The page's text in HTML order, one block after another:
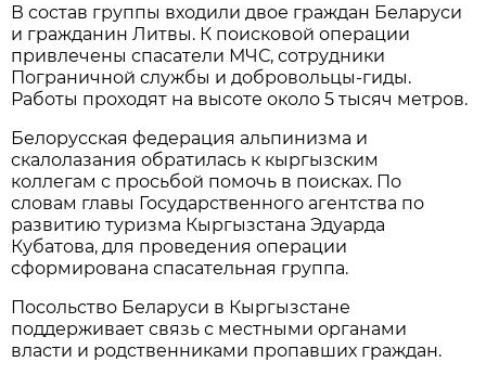
В состав группы входили двое граждан Беларуси
и гражданин Литвы. К поисковой операции
привлечены спасатели МЧС, сотрудники
Пограничной службы и добровольцы-гиды.
Работы проходят на высоте около 5 тысяч метров.
Белорусская федерация альпинизма и
скалолазания обратилась к кыргызским
коллегам с просьбой помочь в поисках. По
словам главы Государственного агентства по
развитию туризма Кыргызстана Эдуарда
Кубатова, для проведения операции
сформирована спасательная группа.
Посольство Беларуси в Кыргызстане
поддерживает связь с местными органами
власти и родственниками пропавших граждан.